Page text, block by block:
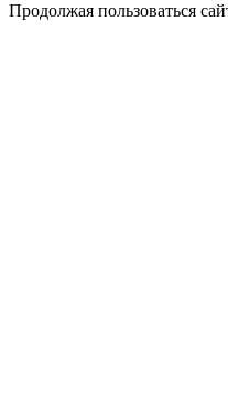
Продолжая пользоваться